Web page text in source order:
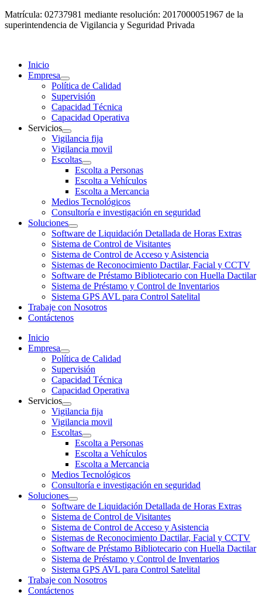
Matrícula: 02737981 mediante resolución: 2017000051967 de la
superintendencia de Vigilancia y Seguridad Privada
Inicio
Empresa
Política de Calidad
Supervisión
Capacidad Técnica
Capacidad Operativa
Servicios
Vigilancia fija
Vigilancia movil
Escoltas
Escolta a Personas
Escolta a Vehículos
Escolta a Mercancia
Medios Tecnológicos
Consultoría e investigación en seguridad
Soluciones
Software de Liquidación Detallada de Horas Extras
Sistema de Control de Visitantes
Sistema de Control de Acceso y Asistencia
Sistemas de Reconocimiento Dactilar, Facial y CCTV
Software de Préstamo Bibliotecario con Huella Dactilar
Sistema de Préstamo y Control de Inventarios
Sistema GPS AVL para Control Satelital
Trabaje con Nosotros
Contáctenos
Inicio
Empresa
Política de Calidad
Supervisión
Capacidad Técnica
Capacidad Operativa
Servicios
Vigilancia fija
Vigilancia movil
Escoltas
Escolta a Personas
Escolta a Vehículos
Escolta a Mercancia
Medios Tecnológicos
Consultoría e investigación en seguridad
Soluciones
Software de Liquidación Detallada de Horas Extras
Sistema de Control de Visitantes
Sistema de Control de Acceso y Asistencia
Sistemas de Reconocimiento Dactilar, Facial y CCTV
Software de Préstamo Bibliotecario con Huella Dactilar
Sistema de Préstamo y Control de Inventarios
Sistema GPS AVL para Control Satelital
Trabaje con Nosotros
Contáctenos